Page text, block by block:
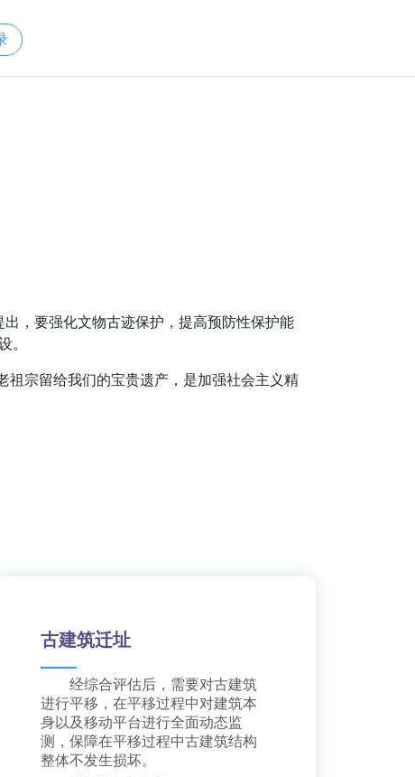
，要强化文物古迹保护，提高预防性保护能
。
祖宗留给我们的宝贵遗产，是加强社会主义精
古建筑迁址
经综合评估后，需要对古建筑
进行平移，在平移过程中对建筑本
身以及移动平台进行全面动态监
测，保障在平移过程中古建筑结构
整体不发生损坏。